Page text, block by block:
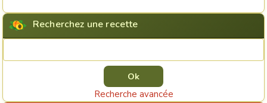
Recherchez une recette
Recherche avancée